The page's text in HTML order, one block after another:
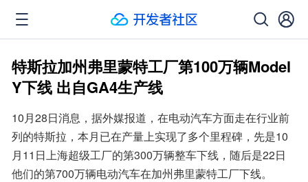
特斯拉加州弗里蒙特工厂第100万辆Model
Y下线 出自GA4生产线
10月28日消息，据外媒报道，在电动汽车方面走在行业前
列的特斯拉，本月已在产量上实现了多个里程碑，先是10
月11日上海超级工厂的第300万辆整车下线，随后是22日
他们的第700万辆电动汽车在加州弗里蒙特工厂下线。